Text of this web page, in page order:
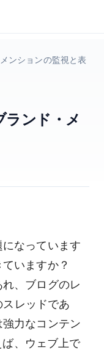
ンションの監視と表
ランド・メ
なっています
いますか？
、ブログのレ
レッドであ
力なコンテン
ば、ウェブ上で